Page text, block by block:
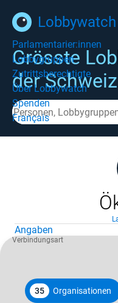
Lobbywatch
Parlamentarier:innen
Lobbygruppen
Zutrittsberechtigte
Über Lobbywatch
Spenden
Français
Grösste
der
Angaben
35 Organisationen
Verbindungsart